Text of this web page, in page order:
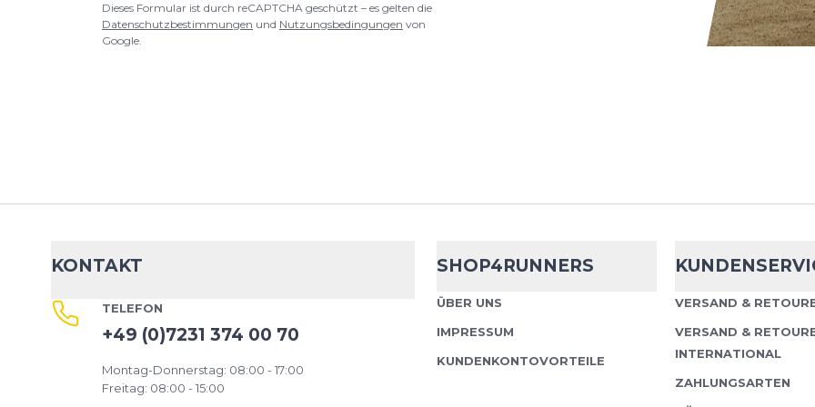
Incylence
Atmungsaktives
Dieses Formular ist durch reCAPTCHA geschützt – es gelten die
Datenschutzbestimmungen und Nutzungsbedingungen von
Google.
KONTAKT
TELEFON
+49 (0)7231 374 00 70
Montag-Donnerstag: 08:00 - 17:00
Freitag: 08:00 - 15:00
SHOP4RUNNERS
ÜBER UNS
IMPRESSUM
KUNDENKONTOVORTEILE
VERSAND &
VERSAND &
INTERNATIONAL
ZAHLUNGSARTEN